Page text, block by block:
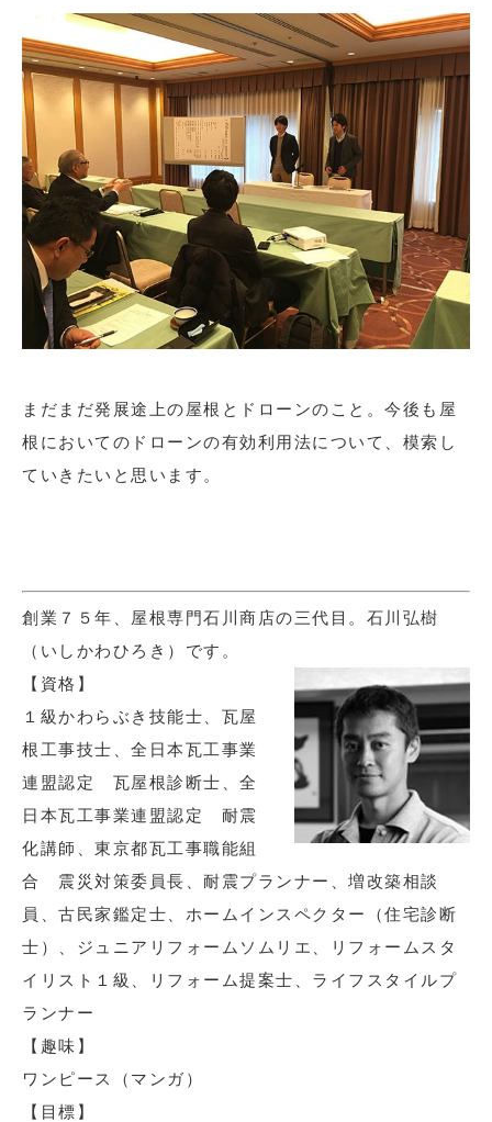
まだまだ発展途上の屋根とドローンのこと。今後も屋
根においてのドローンの有効利用法について、模索し
ていきたいと思います。
創業７５年、屋根専門石川商店の三代目。石川弘樹
（いしかわひろき）です。
【資格】
１級かわらぶき技能士、瓦屋
根工事技士、全日本瓦工事業
連盟認定 瓦屋根診断士、全
日本瓦工事業連盟認定 耐震
化講師、東京都瓦工事職能組
合 震災対策委員長、耐震プランナー、増改築相談
員、古民家鑑定士、ホームインスペクター（住宅診断
士）、ジュニアリフォームソムリエ、リフォームスタ
イリスト１級、リフォーム提案士、ライフスタイルプ
ランナー
【趣味】
ワンピース（マンガ）
【目標】